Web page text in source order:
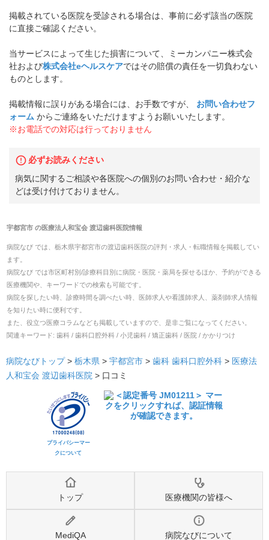
掲載されている医院を受診される場合は、事前に必ず該当の医院
に直接ご確認ください。
当サービスによって生じた損害について、ミーカンパニー株式会
社および株式会社eヘルスケアではその賠償の責任を一切負わない
ものとします。
掲載情報に誤りがある場合には、お手数ですが、
お問い合わせフ
ォーム からご連絡をいただけますようお願いいたします。
※お電話での対応は行っておりません
必ずお読みください
病気に関するご相談や各医院への個別のお問い合わせ・紹介な
どは受け付けておりません。
宇都宮市の医療法人和宝会 渡辺歯科医院情報
病院なび では、 栃木県宇都宮市の渡辺歯科医院の評判・求人・転職情報を掲載してい
ます。
病院なび では市区町村別/診療科目別に病院・医院・薬局を探せるほか、予約ができる
医療機関や、キーワードでの検索も可能です。
病院を探したい時、診療時間を調べたい時、医師求人や看護師求人、薬剤師求人情報
を知りたい時に便利です。
また、役立つ医療コラムなども掲載していますので、是非ご覧になってください。
関連キーワード: 歯科 / 歯科口腔外科 / 小児歯科 / 矯正歯科 / 医院 / かかりつけ
病院なびトップ > 栃木県 > 宇都宮市 > 歯科 歯科口腔外科 > 医療法
人和宝会 渡辺歯科医院 > 口コミ
プライバシーマー
クについて
トップ 医療機関の皆様へ
MediQA 病院なびについて